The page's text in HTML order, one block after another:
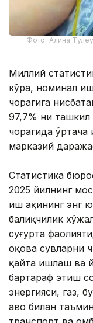
Фото: Алина
Миллий
кўра, номинал
чорагига
97,7% ни ташкил
чорагида ўртача
марказий
Статистика
2025 йилнинг
иш ҳақининг энг
балиқчилик
суғурта
оқова сувларни
қайта ишлаш ва
бартараф этиш
энергияси, газ,
ҳаво билан